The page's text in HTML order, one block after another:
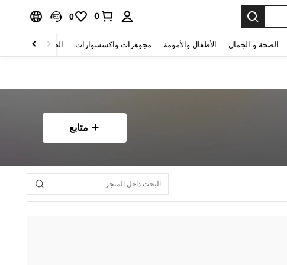
0
0
الصحة و الجمال الأطفال والأمومة مجوهرات واكسسوارات الحقائب والأمتعة
متابع